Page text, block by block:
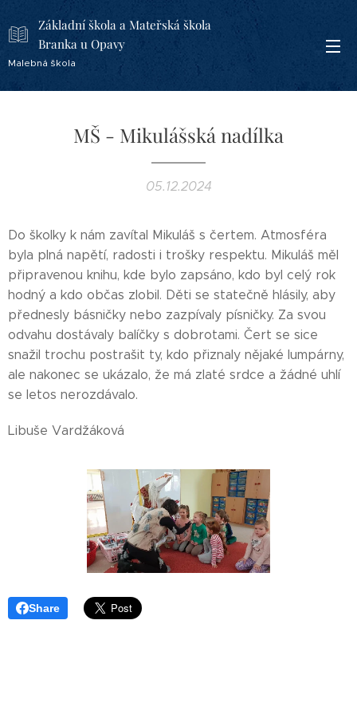
Základní škola a Mateřská škola
Branka u Opavy
Malebná škola
MŠ - Mikulášská nadílka
05.12.2024
Do školky k nám zavítal Mikuláš s čertem. Atmosféra
byla plná napětí, radosti i trošky respektu. Mikuláš měl
připravenou knihu, kde bylo zapsáno, kdo byl celý rok
hodný a kdo občas zlobil. Děti se statečně hlásily, aby
přednesly básničky nebo zazpívaly písničky. Za svou
odvahu dostávaly balíčky s dobrotami. Čert se sice
snažil trochu postrašit ty, kdo přiznaly nějaké lumpárny,
ale nakonec se ukázalo, že má zlaté srdce a žádné uhlí
se letos nerozdávalo.
Libuše Vardžáková
Share